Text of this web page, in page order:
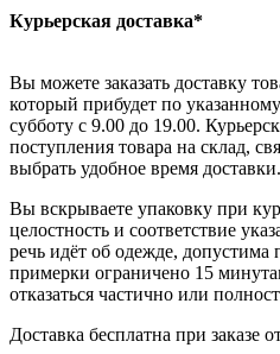
Курьерская доставка*
Вы можете заказать доставку
который прибудет по
субботу с 9.00 до 19.00.
поступления товара на склад,
выбрать удобное время
Вы вскрываете упаковку при
целостность и соответствие
речь идёт об одежде,
примерки ограничено 15
отказаться частично или
Доставка бесплатна при заказе